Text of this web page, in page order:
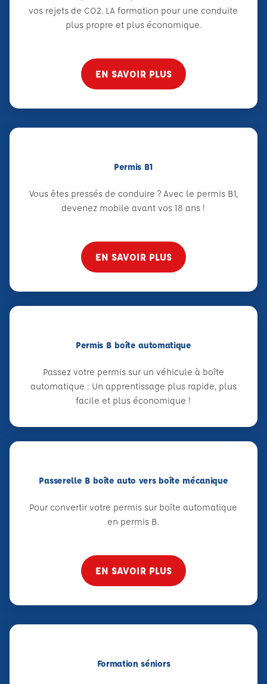
vos rejets de CO2. LA formation pour une conduite
plus propre et plus économique.
EN SAVOIR PLUS
Permis B1
Vous êtes pressés de conduire ? Avec le permis B1,
devenez mobile avant vos 18 ans !
EN SAVOIR PLUS
Permis B boîte automatique
Passez votre permis sur un véhicule à boîte
automatique : Un apprentissage plus rapide, plus
facile et plus économique !
Passerelle B boîte auto vers boîte mécanique
Pour convertir votre permis sur boîte automatique
en permis B.
EN SAVOIR PLUS
Formation séniors